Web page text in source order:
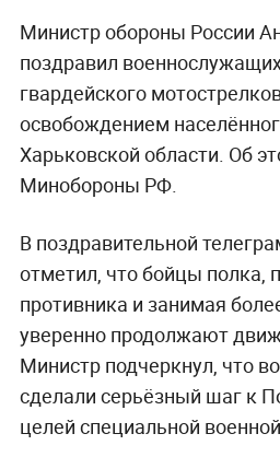
Министр обороны России
поздравил
гвардейского
освобождением
Харьковской области. Об
Минобороны РФ.
В поздравительной
отметил, что бойцы полка,
противника и занимая
уверенно продолжают
Министр подчеркнул, что
сделали серьёзный шаг к
целей специальной